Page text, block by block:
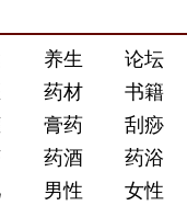
养生
论坛
药材
书籍
膏药
刮痧
药酒
药浴
男性
女性